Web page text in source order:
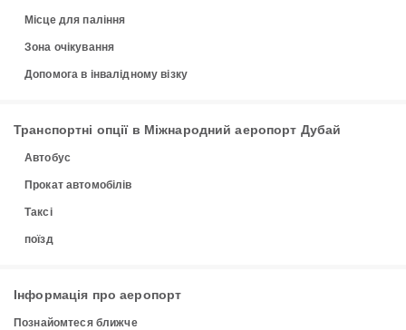
Місце для паління
Зона очікування
Допомога в інвалідному візку
Транспортні опції в Міжнародний аеропорт Дубай
Автобус
Прокат автомобілів
Таксі
поїзд
Інформація про аеропорт
Познайомтеся ближче